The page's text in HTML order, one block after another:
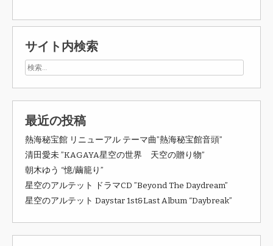
サイト内検索
最近の投稿
熱海秘宝館 リニューアル テーマ曲”熱海秘宝館音頭”
清田愛未 ”KAGAYA星空の世界 天空の贈り物”
朝木ゆう “憶/繭籠り”
星空のアルテット ドラマCD ”Beyond The Daydream”
星空のアルテット Daystar 1st&Last Album “Daybreak”